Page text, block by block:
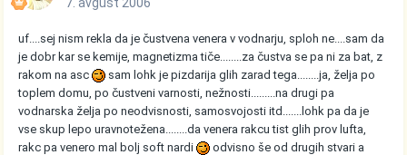
uf....sej nism rekla da je čustvena venera v vodnarju, sploh ne....sam da
je dobr kar se kemije, magnetizma tiče........za čustva se pa ni za bat, z
rakom na asc
sam lohk je pizdarija glih zarad tega........ja, želja po
toplem domu, po čustveni varnosti, nežnosti.........na drugi pa
vodnarska želja po neodvisnosti, samosvojosti itd.......lohk pa da je
vse skup lepo uravnotežena........da venera rakcu tist glih prov lufta,
rakc pa venero mal bolj soft nardi
odvisno še od drugih stvari a